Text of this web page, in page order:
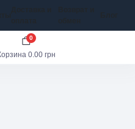
0.00 грн
0